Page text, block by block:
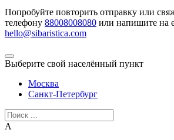
Попробуйте повторить отправку или
телефону 88008008080 или напишите на
hello@sibaristica.com
Выберите свой населённый пункт
Москва
Санкт-Петербург
А